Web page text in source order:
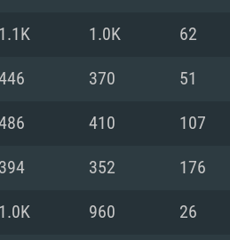
REQUISE
1.1K 1.0K 62
370 51
410 107
394 352 176
1.0K 960 26